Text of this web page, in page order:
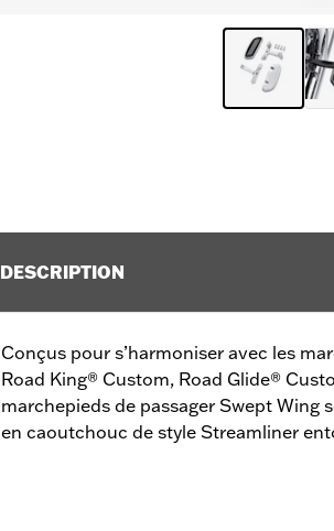
DESCRIPTION
Conçus pour s’harmoniser avec les
Road King® Custom, Road Glide®
marchepieds de passager Swept Wing
en caoutchouc de style Streamliner